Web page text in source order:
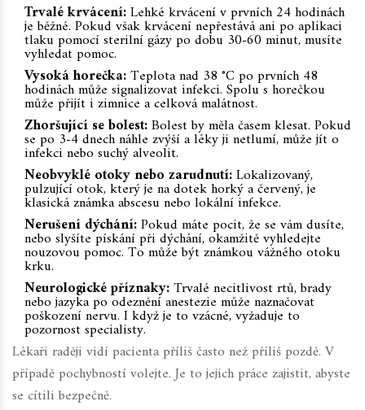
Trvalé krvácení:Lehké krvácení v prvních 24 hodinách
je běžné. Pokud však krvácení nepřestává ani po aplikaci
tlaku pomocí sterilní gázy po dobu 30-60 minut, musíte
vyhledat pomoc.
Vysoká horečka:Teplota nad 38 °C po prvních 48
hodinách může signalizovat infekci. Spolu s horečkou
může přijít i zimnice a celková malátnost.
Zhoršující se bolest:Bolest by měla časem klesat. Pokud
se po 3-4 dnech náhle zvýší a léky ji netlumí, může jít o
infekci nebo suchý alveolit.
Neobvyklé otoky nebo zarudnutí:Lokalizovaný,
pulzující otok, který je na dotek horký a červený, je
klasická známka abscesu nebo lokální infekce.
Nerušení dýchání:Pokud máte pocit, že se vám dusíte,
nebo slyšíte pískání při dýchání, okamžitě vyhledejte
nouzovou pomoc. To může být známkou vážného otoku
krku.
Neurologické příznaky:Trvalé necitlivost rtů, brady
nebo jazyka po odeznění anestezie může naznačovat
poškození nervu. I když je to vzácné, vyžaduje to
pozornost specialisty.
Lékaři raději vidí pacienta příliš často než příliš pozdě. V
případě pochybností volejte. Je to jejich práce zajistit, abyste
se cítili bezpečně.